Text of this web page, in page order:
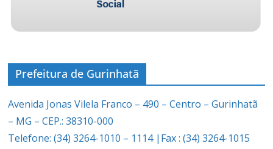
Prefeitura de Gurinhatã
Avenida Jonas Vilela Franco – 490 – Centro – Gurinhatã
– MG – CEP.: 38310-000
Telefone: (34) 3264-1010 – 1114 |Fax : (34) 3264-1015